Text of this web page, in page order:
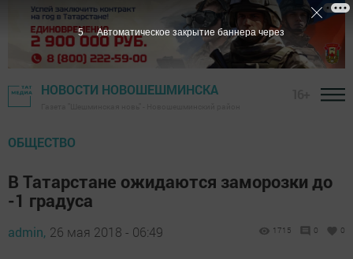
НОВОСТИ НОВОШЕШМИНСКА
ОБЩЕСТВО
В Татарстане ожидаются заморозки до
-1 градуса
admin, 26 мая 2018 - 06:49 1715 0 0
4 Автоматическое закрытие баннера через